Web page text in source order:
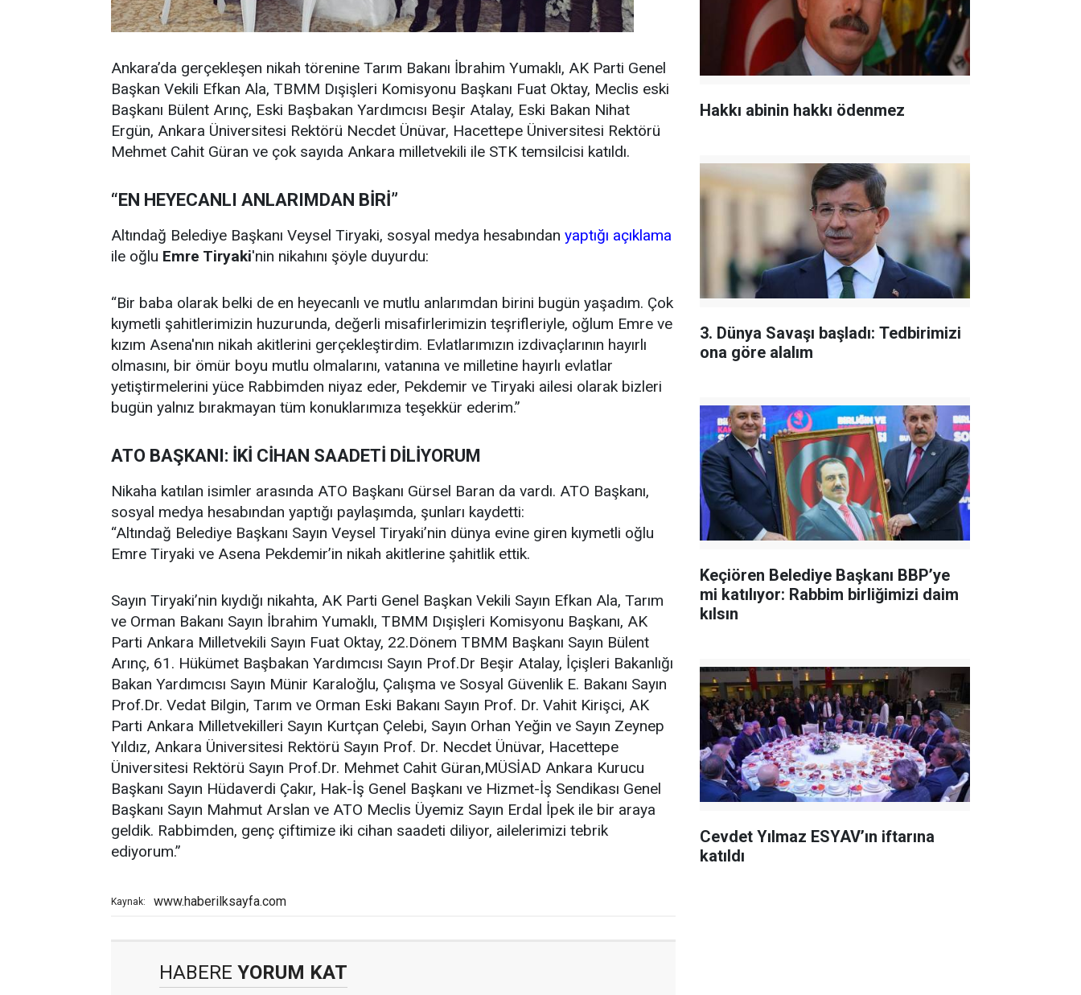
Ankara’da gerçekleşen nikah törenine Tarım Bakanı İbrahim Yumaklı, AK Parti Genel
Başkan Vekili Efkan Ala, TBMM Dışişleri Komisyonu Başkanı Fuat Oktay, Meclis eski
Başkanı Bülent Arınç, Eski Başbakan Yardımcısı Beşir Atalay, Eski Bakan Nihat
Ergün, Ankara Üniversitesi Rektörü Necdet Ünüvar, Hacettepe Üniversitesi Rektörü
Mehmet Cahit Güran ve çok sayıda Ankara milletvekili ile STK temsilcisi katıldı.
“EN HEYECANLI ANLARIMDAN BİRİ”
Altındağ Belediye Başkanı Veysel Tiryaki, sosyal medya hesabından yaptığı açıklama
ile oğlu Emre Tiryaki'nin nikahını şöyle duyurdu:
“Bir baba olarak belki de en heyecanlı ve mutlu anlarımdan birini bugün yaşadım. Çok
kıymetli şahitlerimizin huzurunda, değerli misafirlerimizin teşrifleriyle, oğlum Emre ve
kızım Asena'nın nikah akitlerini gerçekleştirdim. Evlatlarımızın izdivaçlarının hayırlı
olmasını, bir ömür boyu mutlu olmalarını, vatanına ve milletine hayırlı evlatlar
yetiştirmelerini yüce Rabbimden niyaz eder, Pekdemir ve Tiryaki ailesi olarak bizleri
bugün yalnız bırakmayan tüm konuklarımıza teşekkür ederim.”
ATO BAŞKANI: İKİ CİHAN SAADETİ DİLİYORUM
Nikaha katılan isimler arasında ATO Başkanı Gürsel Baran da vardı. ATO Başkanı,
sosyal medya hesabından yaptığı paylaşımda, şunları kaydetti:
“Altındağ Belediye Başkanı Sayın Veysel Tiryaki’nin dünya evine giren kıymetli oğlu
Emre Tiryaki ve Asena Pekdemir’in nikah akitlerine şahitlik ettik.
Sayın Tiryaki’nin kıydığı nikahta, AK Parti Genel Başkan Vekili Sayın Efkan Ala, Tarım
ve Orman Bakanı Sayın İbrahim Yumaklı, TBMM Dışişleri Komisyonu Başkanı, AK
Parti Ankara Milletvekili Sayın Fuat Oktay, 22.Dönem TBMM Başkanı Sayın Bülent
Arınç, 61. Hükümet Başbakan Yardımcısı Sayın Prof.Dr Beşir Atalay, İçişleri Bakanlığı
Bakan Yardımcısı Sayın Münir Karaloğlu, Çalışma ve Sosyal Güvenlik E. Bakanı Sayın
Prof.Dr. Vedat Bilgin, Tarım ve Orman Eski Bakanı Sayın Prof. Dr. Vahit Kirişci, AK
Parti Ankara Milletvekilleri Sayın Kurtçan Çelebi, Sayın Orhan Yeğin ve Sayın Zeynep
Yıldız, Ankara Üniversitesi Rektörü Sayın Prof. Dr. Necdet Ünüvar, Hacettepe
Üniversitesi Rektörü Sayın Prof.Dr. Mehmet Cahit Güran,MÜSİAD Ankara Kurucu
Başkanı Sayın Hüdaverdi Çakır, Hak-İş Genel Başkanı ve Hizmet-İş Sendikası Genel
Başkanı Sayın Mahmut Arslan ve ATO Meclis Üyemiz Sayın Erdal İpek ile bir araya
geldik. Rabbimden, genç çiftimize iki cihan saadeti diliyor, ailelerimizi tebrik
ediyorum.”
Kaynak: www.haberilksayfa.com
HABERE YORUM KAT
Hakkı abinin hakkı ödenmez
3. Dünya Savaşı başladı: Tedbirimizi
ona göre alalım
Keçiören Belediye Başkanı BBP’ye
mi katılıyor: Rabbim birliğimizi daim
kılsın
Cevdet Yılmaz ESYAV’ın iftarına
katıldı